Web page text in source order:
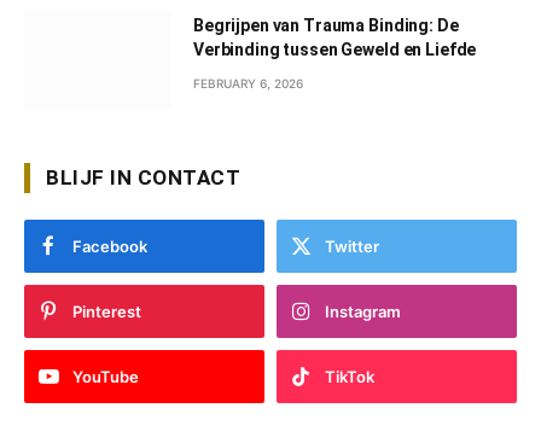
Begrijpen van Trauma Binding: De
Verbinding tussen Geweld en Liefde
FEBRUARY 6, 2026
BLIJF IN CONTACT
Facebook Twitter
Pinterest Instagram
YouTube TikTok